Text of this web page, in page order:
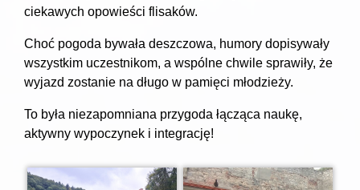
ciekawych opowieści flisaków.
Choć pogoda bywała deszczowa, humory dopisywały
wszystkim uczestnikom, a wspólne chwile sprawiły, że
wyjazd zostanie na długo w pamięci młodzieży.
To była niezapomniana przygoda łącząca naukę,
aktywny wypoczynek i integrację!